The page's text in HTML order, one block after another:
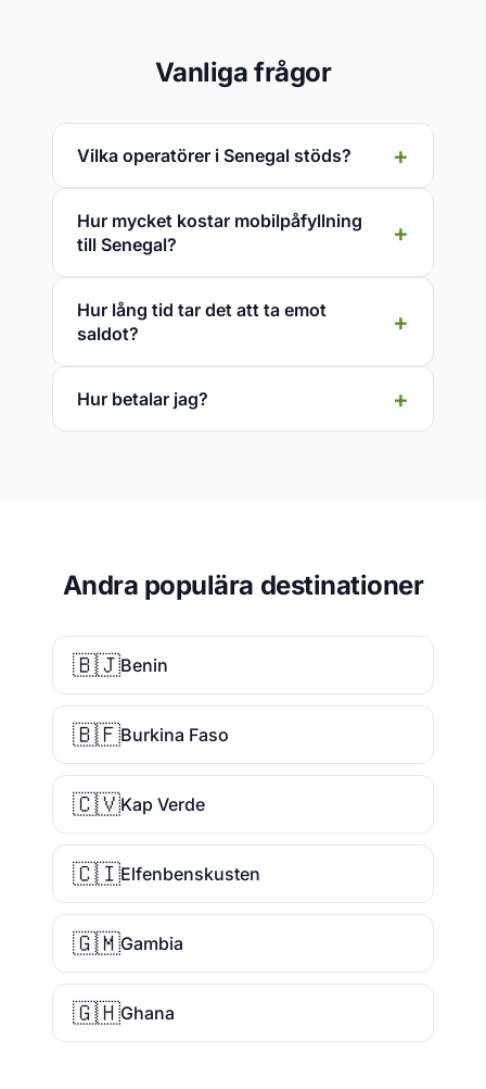
Vanliga frågor
Vilka operatörer i Senegal stöds?
Hur mycket kostar mobilpåfyllning
till Senegal?
Hur lång tid tar det att ta emot
saldot?
Hur betalar jag?
Andra populära destinationer
🇧🇯Benin
🇧🇫Burkina Faso
🇨🇻Kap Verde
🇨🇮Elfenbenskusten
🇬🇲Gambia
🇬🇭Ghana